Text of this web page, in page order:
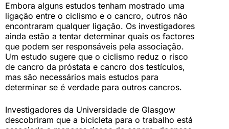
Embora alguns estudos tenham mostrado uma
ligação entre o ciclismo e o cancro, outros não
encontraram qualquer ligação. Os investigadores
ainda estão a tentar determinar quais os factores
que podem ser responsáveis pela associação.
Um estudo sugere que o ciclismo reduz o risco
de cancro da próstata e cancro dos testículos,
mas são necessários mais estudos para
determinar se é verdade para outros cancros.
Investigadores da Universidade de Glasgow
descobriram que a bicicleta para o trabalho está